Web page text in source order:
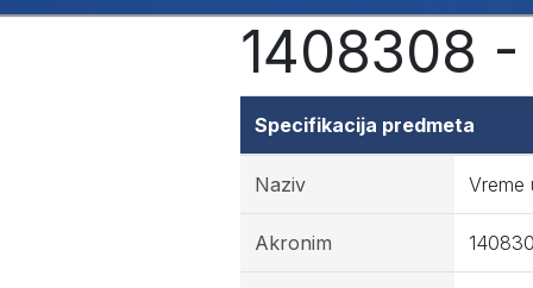
1408308
Specifikacija predmeta
Naziv Vreme
Akronim